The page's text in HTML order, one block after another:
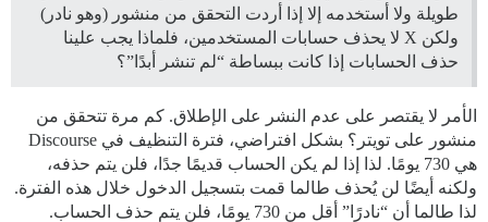
طويلة ولا أستخدمه إلا إذا أردت التحقق من منشور (وهو نادر)
ولكن X لا يحذف حسابات المستخدمين، فلماذا يجب علينا
حذف الحسابات إذا كانت ببساطة “لم تنشر أبدًا”؟
الأمر لا يقتصر على عدم النشر على الإطلاق. كم مرة تتحقق من
منشور على تويتر؟ بشكل افتراضي، فترة التنظيف في Discourse
هي 730 يومًا. لذا إذا لم يكن الحساب قديمًا جدًا، فلن يتم حذفه،
ولكنه أيضًا لن يُحذف طالما قمت بتسجيل الدخول خلال هذه الفترة.
لذا طالما أن “نادرًا” أقل من 730 يومًا، فلن يتم حذف الحساب.